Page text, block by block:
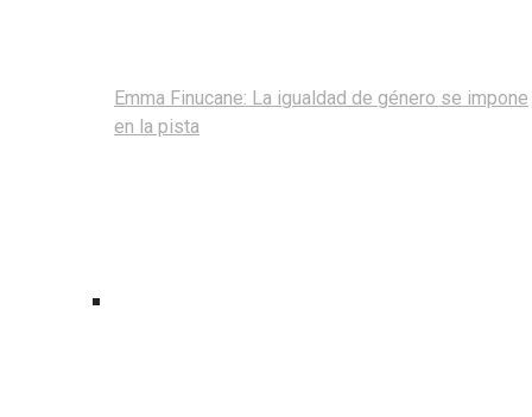
Emma Finucane: La igualdad de género se impone
en la pista